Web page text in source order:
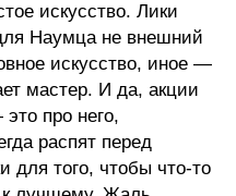
искусство. Лики
Наумца не внешний
искусство, иное —
мастер. И да, акции
про него,
распят перед
для того, чтобы что-то